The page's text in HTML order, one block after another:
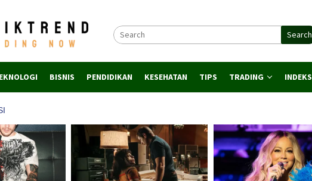
Search
BISNIS PENDIDIKAN KESEHATAN TIPS TRADING INDEKS